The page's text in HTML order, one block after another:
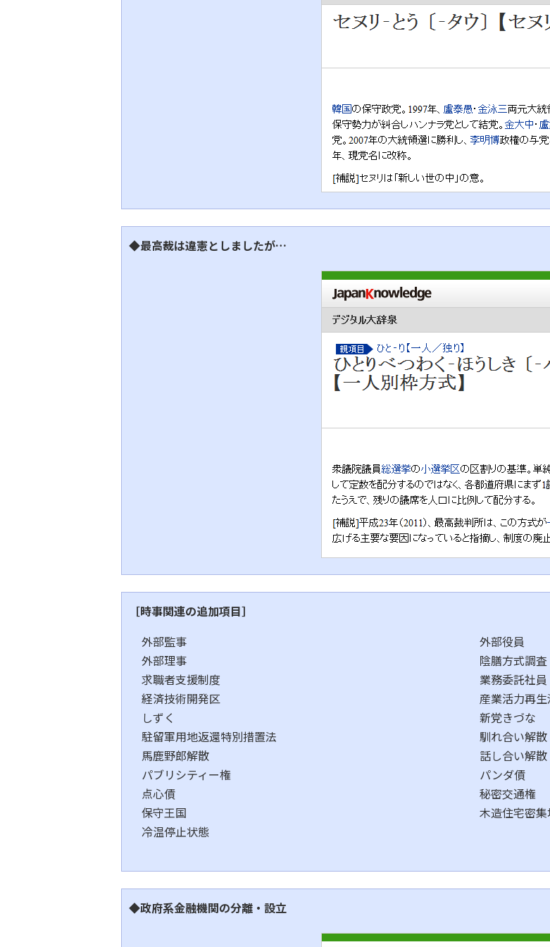
◆最高裁は違憲としましたが…
［時事関連の追加項目］
外部監事
外部役員
外部理事
陰膳方式調査
求職者支援制度
業務委託社員
経済技術開発区
産業活力再生
しずく
新党きづな
駐留軍用地返還特別措置法
馴れ合い解散
馬鹿野郎解散
話し合い解散
パブリシティー権
パンダ債
点心債
秘密交通権
保守王国
木造住宅密集
冷温停止状態
◆政府系金融機関の分離・設立